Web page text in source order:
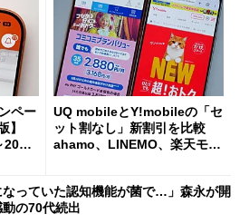
ペー
】
20％
UQ mobileとY!mobileの「セ
ット割なし」新割引を比較
ahamo、LINEMO、楽天モバ
なっていた認知機能が菌で…」森永が開
の70代続出